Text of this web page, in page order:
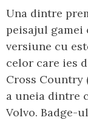
Una dintre
peisajul gamei
versiune cu
celor care ies
Cross Country
a uneia dintre
Volvo. Badge-